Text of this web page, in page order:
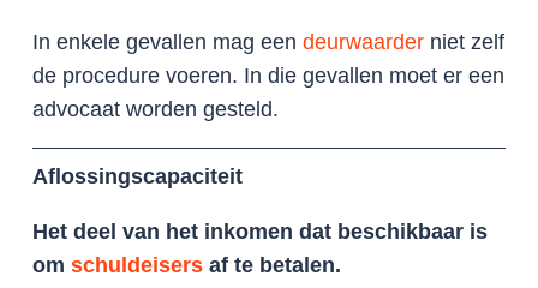
In enkele gevallen mag een deurwaarder niet zelf
de procedure voeren. In die gevallen moet er een
advocaat worden gesteld.
Aflossingscapaciteit
Het deel van het inkomen dat beschikbaar is
om schuldeisers af te betalen.